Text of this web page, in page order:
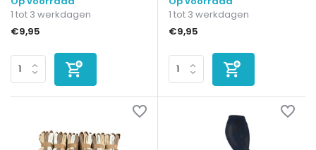
1 tot 3 werkdagen
€9,95
1 tot 3 werkdagen
€9,95